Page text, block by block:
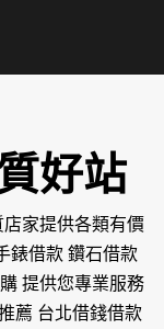
好站
家提供各類有價
錶借款 鑽石借款
提供您專業服務
薦 台北借錢借款